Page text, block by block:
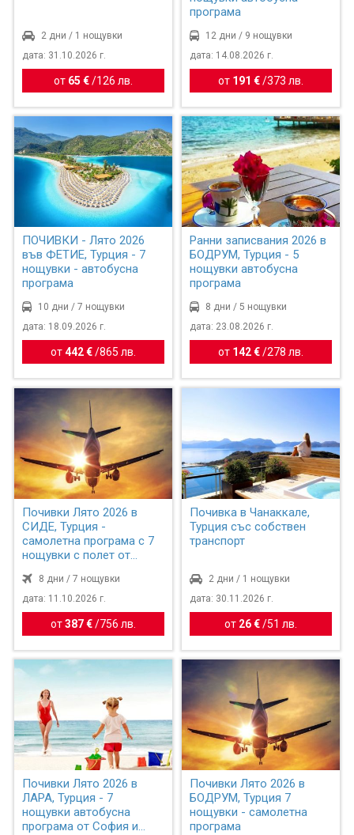
2 дни / 1 нощувки
дата: 31.10.2026 г.
от 65 € / 126 лв.
програма
12 дни / 9 нощувки
дата: 14.08.2026 г.
от 191 €/373 лв.
ПОЧИВКИ - Лято 2026
във ФЕТИЕ, Турция - 7
нощувки - автобусна
програма
10 дни / 7 нощувки
дата: 18.09.2026 г.
от442 € /865 лв.
Ранни записвания 2026 в
БОДРУМ, Турция - 5
нощувки автобусна
програма
8 дни / 5 нощувки
дата: 23.08.2026 г.
от 142 €/278 лв.
Почивки Лято 2026 в
СИДЕ, Турция -
самолетна програма с 7
нощувки с полет от
8 дни / 7 нощувки
дата: 11.10.2026 г.
от387 € / 756 лв.
Почивка в Чанаккале,
Турция със собствен
транспорт
2 дни / 1 нощувки
дата: 30.11.2026 г.
от 26 €/51 лв.
Почивки Лято 2026 в
ЛАРА, Турция - 7
нощувки автобусна
програма от София и
Почивки Лято 2026 в
БОДРУМ, Турция 7
нощувки - самолетна
програма